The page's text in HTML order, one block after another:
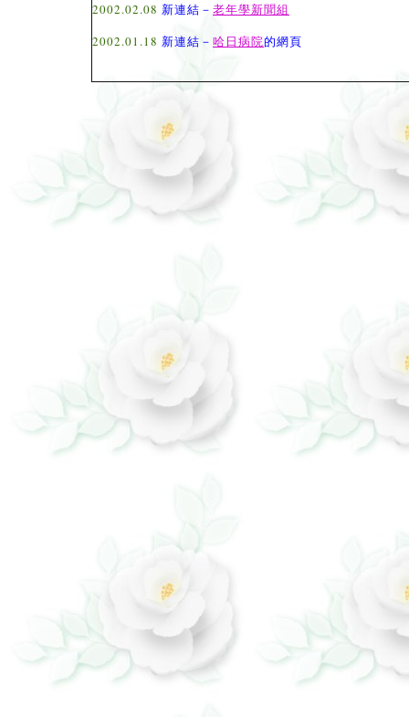
2002.02.08 新連結－ 老年學新聞組
2002.01.18 新連結－ 哈日病院的網頁